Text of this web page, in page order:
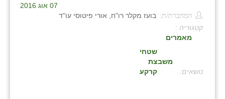
07 אוג 2016
המחברת/ת: בועז מקלר רו"ח, אורי פיטוסי עו"ד
קטגוריה :
מאמרים
:
שטחי
משבצת
קרקע
בני נצרים
בני ציון
בקעות